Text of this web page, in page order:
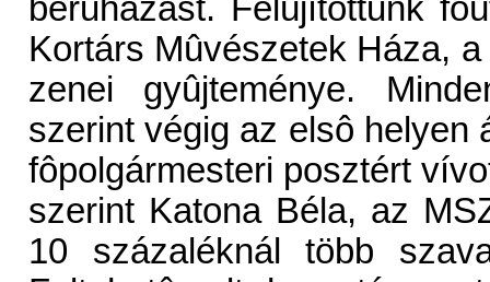
beruházást. Felújítottunk
Kortárs Mûvészetek Háza,
zenei gyûjteménye.
szerint végig az elsô helyen
fôpolgármesteri posztért
szerint Katona Béla, az
10 százaléknál több